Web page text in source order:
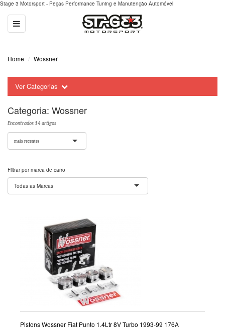
Stage 3 Motorsport - Peças Performance Tuning e Manutenção Automóvel
Toggle
navigation
Home Wossner
Ver Categorias
Categoria: Wossner
Encontrados 14 artigos
mais recentes
Filtrar por marca de carro
Todas as Marcas
Pistons Wossner Fiat Punto 1.4Ltr 8V Turbo 1993-99 176A